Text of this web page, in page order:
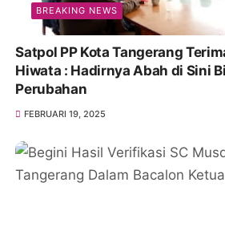
BREAKING NEWS
Satpol PP Kota Tangerang
Hiwata : Hadirnya Abah di Sini
Perubahan
FEBRUARI 19, 2025